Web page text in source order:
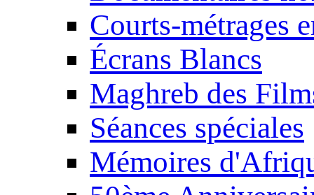
Courts-métrages
Écrans Blancs
Maghreb des
Séances spéciales
Mémoires